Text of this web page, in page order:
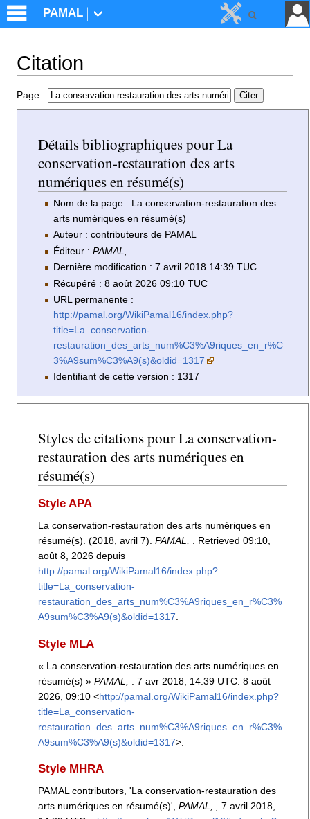
Citation
Page :
Détails bibliographiques pour La
conservation-restauration des arts
numériques en résumé(s)
Nom de la page : La conservation-restauration des
arts numériques en résumé(s)
Auteur : contributeurs de PAMAL
Éditeur :PAMAL,
Dernière modification : 7 avril 2018 14:39 TUC
Récupéré : 8 août 2026 09:10 TUC
URL permanente :
http://pamal.org/WikiPamal16/index.php?
title=La_conservation-
restauration_des_arts_num%C3%A9riques_en_r%C
3%A9sum%C3%A9(s)&oldid=1317
Identifiant de cette version : 1317
Styles de citations pour La conservation-
restauration des arts numériques en
résumé(s)
Style APA
La conservation-restauration des arts numériques en
résumé(s). (2018, avril 7). PAMAL, . Retrieved 09:10,
août 8, 2026 depuis
http://pamal.org/WikiPamal16/index.php?
title=La_conservation-
restauration_des_arts_num%C3%A9riques_en_r%C3%
A9sum%C3%A9(s)&oldid=1317.
Style MLA
« La conservation-restauration des arts numériques en
résumé(s) » PAMAL,
. 7 avr 2018, 14:39 UTC. 8 août
2026, 09:10 <http://pamal.org/WikiPamal16/index.php?
title=La_conservation-
restauration_des_arts_num%C3%A9riques_en_r%C3%
A9sum%C3%A9(s)&oldid=1317>.
Style MHRA
PAMAL contributors, 'La conservation-restauration des
arts numériques en résumé(s)', PAMAL, , 7 avril 2018,
PAMAL